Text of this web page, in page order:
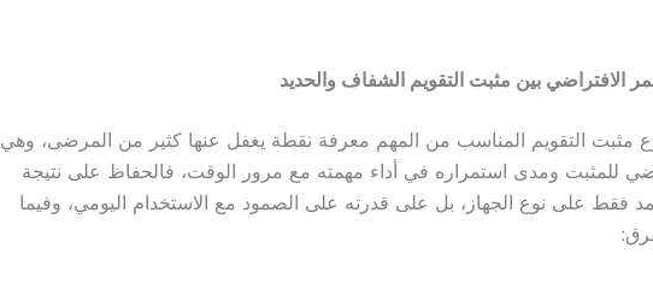
الافتراضي بين مثبت التقويم الشفاف والحديد
مثبت التقويم المناسب من المهم معرفة نقطة يغفل عنها كثير من المرضى، وهي
للمثبت ومدى استمراره في أداء مهمته مع مرور الوقت، فالحفاظ على نتيجة
فقط على نوع الجهاز، بل على قدرته على الصمود مع الاستخدام اليومي، وفيما